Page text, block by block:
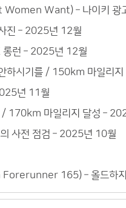
Women Want) – 나이키
진 – 2025년 12월
롱런 – 2025년 12월
하시기를 / 150km 마일리
년 11월
/ 170km 마일리지 달성 –
사전 점검 – 2025년 10월
165) – 올드하지